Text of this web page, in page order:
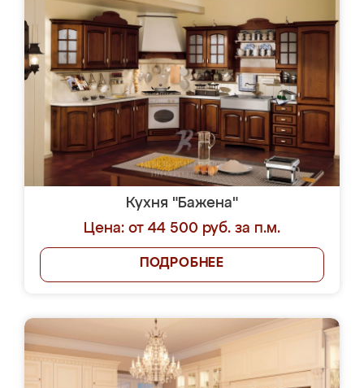
Кухня "Бажена"
Цена: от 44 500 руб. за п.м.
ПОДРОБНЕЕ